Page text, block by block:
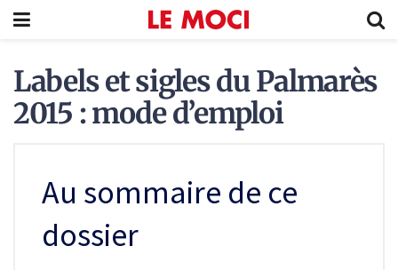
Labels et sigles du Palmarès
2015 : mode d’emploi
Au sommaire de ce
dossier